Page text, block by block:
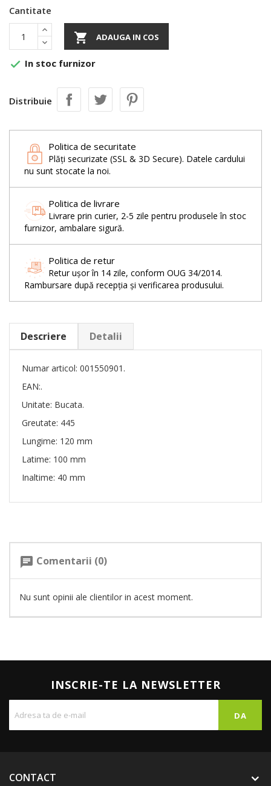
Cantitate
 ADAUGA IN COS
 In stoc furnizor
Distribuie
Politica de securitate
Plăți securizate (SSL & 3D Secure). Datele cardului
nu sunt stocate la noi.
Politica de livrare
Livrare prin curier, 2-5 zile pentru produsele în stoc
furnizor, ambalare sigură.
Politica de retur
Retur ușor în 14 zile, conform OUG 34/2014.
Rambursare după recepția și verificarea produsului.
Descriere Detalii
Numar articol: 001550901.
EAN:.
Unitate: Bucata.
Greutate: 445
Lungime: 120 mm
Latime: 100 mm
Inaltime: 40 mm
chat Comentarii (0)
Nu sunt opinii ale clientilor in acest moment.
INSCRIE-TE LA NEWSLETTER
CONTACT